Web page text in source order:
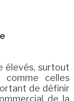
élevés, surtout
comme celles
de définir
de la